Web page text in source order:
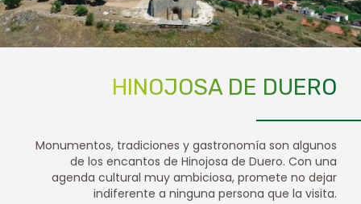
HINOJOSA DE DUERO
Monumentos, tradiciones y gastronomía son algunos
de los encantos de Hinojosa de Duero. Con una
agenda cultural muy ambiciosa, promete no dejar
indiferente a ninguna persona que la visita.